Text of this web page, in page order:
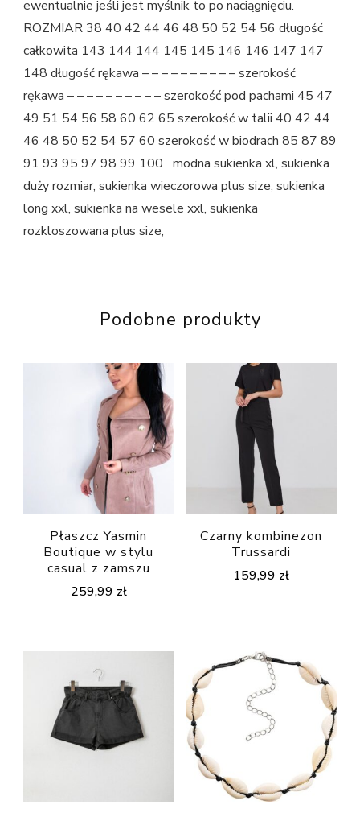
ewentualnie jeśli jest myślnik to po naciągnięciu.
ROZMIAR 38 40 42 44 46 48 50 52 54 56 długość
całkowita 143 144 144 145 145 146 146 147 147
148 długość rękawa – – – – – – – – – – szerokość
rękawa – – – – – – – – – – szerokość pod pachami 45 47
49 51 54 56 58 60 62 65 szerokość w talii 40 42 44
46 48 50 52 54 57 60 szerokość w biodrach 85 87 89
91 93 95 97 98 99 100 modna sukienka xl, sukienka
duży rozmiar, sukienka wieczorowa plus size, sukienka
long xxl, sukienka na wesele xxl, sukienka
rozkloszowana plus size,
Podobne produkty
Płaszcz Yasmin
Boutique w stylu
casual z zamszu
259,99 zł
Czarny kombinezon
Trussardi
159,99 zł